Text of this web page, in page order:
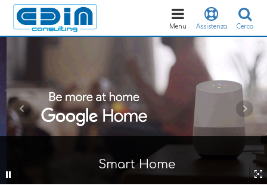
Cerca
Assistenza
Toggle
navigation
Menu
Smart Home